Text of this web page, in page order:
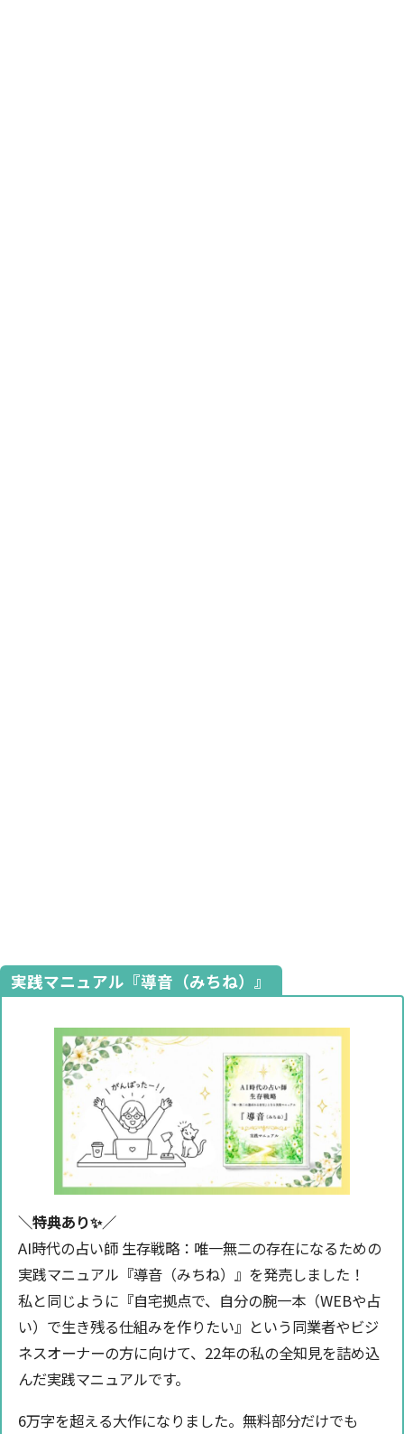
実践マニュアル『導音（みちね）』
＼特典あり✨️／
AI時代の占い師 生存戦略：唯一無二の存在になるための
実践マニュアル『導音（みちね）』を発売しました！
私と同じように『自宅拠点で、自分の腕一本（WEBや占
い）で生き残る仕組みを作りたい』という同業者やビジ
ネスオーナーの方に向けて、22年の私の全知見を詰め込
んだ実践マニュアルです。
6万字を超える大作になりました。無料部分だけでも